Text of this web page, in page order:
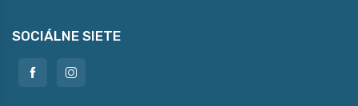
SOCIÁLNE SIETE